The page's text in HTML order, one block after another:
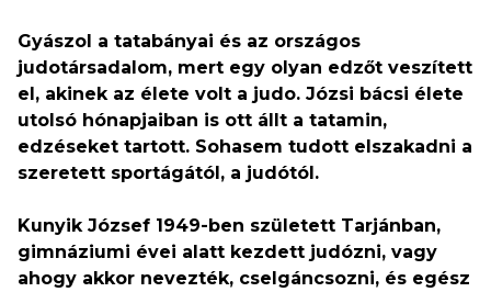
Gyászol a tatabányai és az országos
judotársadalom, mert egy olyan edzőt veszített
el, akinek az élete volt a judo. Józsi bácsi élete
utolsó hónapjaiban is ott állt a tatamin,
edzéseket tartott. Sohasem tudott elszakadni a
szeretett sportágától, a judótól.
Kunyik József 1949-ben született Tarjánban,
gimnáziumi évei alatt kezdett judózni, vagy
ahogy akkor nevezték, cselgáncsozni, és egész